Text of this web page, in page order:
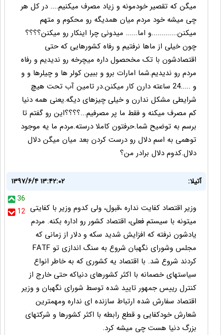
میگن که تقصیر خودمونه و زیاد مصرف میکنیم.... در کل هر
چی میشه خود مردم میان همدیگه رو محکوم و متهم
میکنن.............و اما...... میدونی چرا اینکار رو میکنن؟؟؟؟
چون خیلی از ماها نرفتیم و رفاه کشورهایی که حتی
اقتصادشون با تک مخحصول داره میچرخه رو ندیدیم و رفاه
مردم رو ندیدیم.شما امارات برو و ببین کولر ها و چیلرها و و
و .....24 ساعته دارن کار میکنن.در تامین آب تحت هیچ
شرایطی مشکل ندارن و خیلی چیزهای دیگه.یعنی همه دنیا
کم مصرف میکنه و فقط ما پر مصرفیم...؟؟؟؟این رو گفتم تا
برسم به توضیح شما.حرفتون کاملا درسته.مردم ما یه موجود
توهمی به اسم دلال رو درست کردن بعد میان میگن دلال
دلال.کدوم دلال برادر من؟
آتیلا:
۱۳۹۷/۶/۴ ۱۳:۴۲:۰۲
36
12 وزیر اقتصاد کفایت نداره ،قبول، ولی کدوم وزیر با کفایتی
میتونه با سیستم فعلی، اقتصاد کشور رو اداره بکنه. مردم
یادشون نرفته که افزایش شدید سکه و دلار از زمانی که
مجلس وشورای نگهبان شروع به سنگ اندازی تو FATF
کردند شروع شد. با اقتصاد یه کشوری که به خاطر انواع
سیاستهای خصمانه با اکثر کشورهای دنیاکه حتی خارج از
کنترل رییس جمهور تایید شده توسط شورای نگهبان و وزیر
اقتصاد سفارش شده ارتباط سازنده ای نداره ومهمترین
شعارش خودکفایی و قطع رابطه با اکثر کشورها و شرکتهای
بزرگ دنیا هست چی میشه کرد.